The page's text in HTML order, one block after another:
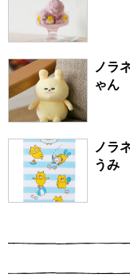
ノラ
ゃん
ノラ
うみ